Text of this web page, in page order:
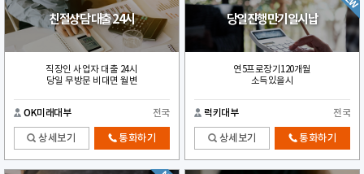
친절상담 대출 24시
직장인 사업자 대출 24시
당일 무방문 비대면 월변
OK미래대부 전국
상세보기 통화하기
당일진행만기일시납
연5프로장기120개월
소득있을시
럭키대부 전국
상세보기 통화하기